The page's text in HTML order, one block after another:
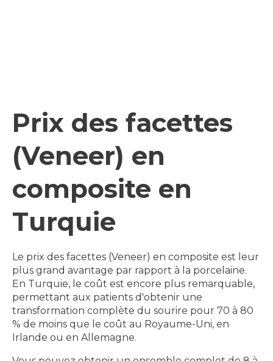
Prix des facettes
(Veneer) en
composite en
Turquie
Le prix des facettes (Veneer) en composite est leur
plus grand avantage par rapport à la porcelaine.
En Turquie, le coût est encore plus remarquable,
permettant aux patients d'obtenir une
transformation complète du sourire pour 70 à 80
% de moins que le coût au Royaume-Uni, en
Irlande ou en Allemagne.